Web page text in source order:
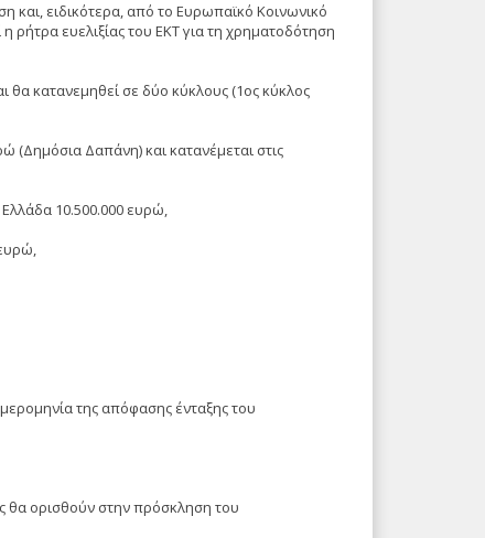
και, ειδικότερα, από το Ευρωπαϊκό Κοινωνικό
ευελιξίας του ΕΚΤ για τη χρηματοδότηση
κατανεμηθεί σε δύο κύκλους (1ος κύκλος
(Δημόσια Δαπάνη) και κατανέμεται στις
10.500.000 ευρώ,
της απόφασης ένταξης του
θα ορισθούν στην πρόσκληση του